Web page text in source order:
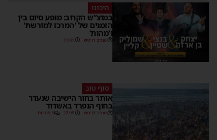
היכונו
במוצ”ש הקרוב: מופע סיום בין
הזמנים של 'המרכז למורשת'
ו'מהות'
מנחם דויטש 11:01
סוף טוב
אותר בחור הישיבה שנעדר
בחוף הנפרד באשדוד
מנחם דויטש 22:08 3 תגובות